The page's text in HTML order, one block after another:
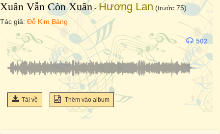
Xuân Vẫn Còn Xuân-Hương Lan (trước 75)
Tác giả: Đỗ Kim Bảng
502
Tải về Thêm vào album